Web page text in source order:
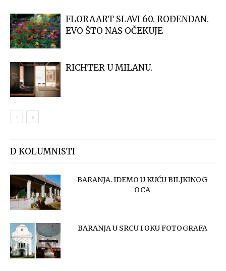
FLORAART SLAVI 60. ROĐENDAN.
EVO ŠTO NAS OČEKUJE
RICHTER U MILANU.
D KOLUMNISTI
BARANJA. IDEMO U KUĆU BILJKINOG
OCA
BARANJA U SRCU I OKU FOTOGRAFA